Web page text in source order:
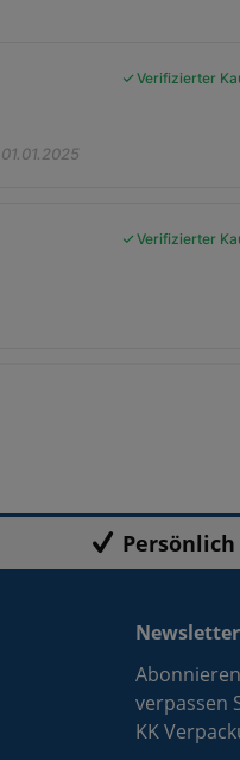
Verifizierter
Verifizierter
Newsletter
verpassen
KK